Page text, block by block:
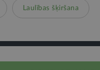
Laulības šķiršana